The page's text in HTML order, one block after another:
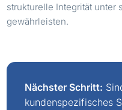
strukturelle Integrität unter
gewährleisten.
Nächster Schritt:
kundenspezifisches